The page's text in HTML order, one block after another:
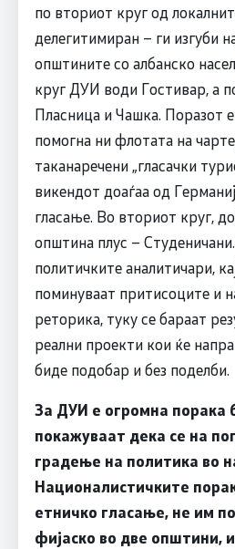
по вториот круг од
делегитимиран – ги изгуби
општините со албанско
круг ДУИ води Гостивар, а
Пласница и Чашка. Поразот
помогна ни флотата на
таканаречени „гласачки
викендот доаѓаа од
гласање. Во вториот круг,
општина плус –
политичките аналитичари,
поминуваат притисоците и
реторика, туку се бараат
реални проекти кои ќе
биде подобар и без поделби.
За ДУИ е огромна порака
покажуваат дека се на
градење на политика во
Националистичките
етничко гласање, не им
фијаско во две општини,